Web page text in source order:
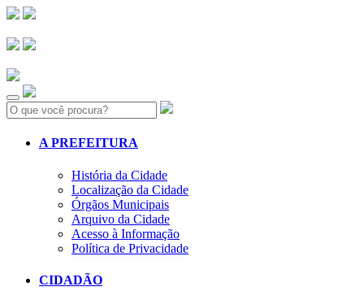
Search:
A PREFEITURA
História da Cidade
Localização da Cidade
Órgãos Municipais
Arquivo da Cidade
Acesso à Informação
Política de Privacidade
CIDADÃO